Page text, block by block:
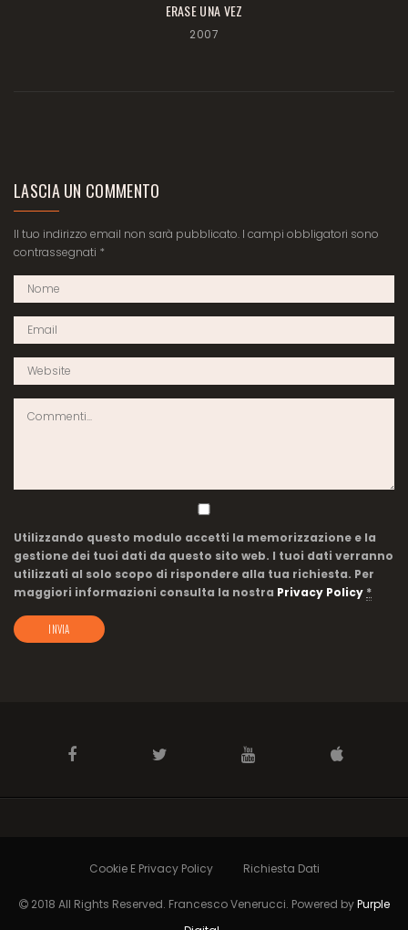
ERASE UNA VEZ
2007
LASCIA UN COMMENTO
Il tuo indirizzo email non sarà pubblicato. I campi obbligatori sono
contrassegnati *
Utilizzando questo modulo accetti la memorizzazione e la
gestione dei tuoi dati da questo sito web. I tuoi dati verranno
utilizzati al solo scopo di rispondere alla tua richiesta. Per
maggiori informazioni consulta la nostra Privacy Policy *
Cookie E Privacy Policy Richiesta Dati
2018 All Rights Reserved. Francesco Venerucci. Powered byPurple